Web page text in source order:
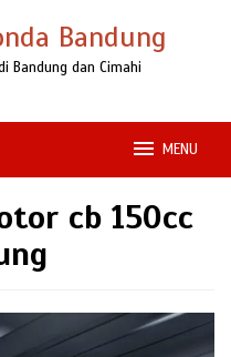
Bandung
Bandung dan Cimahi
MENU
cb 150cc